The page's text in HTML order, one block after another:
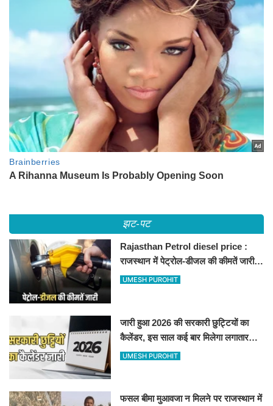
झट-पट
Rajasthan Petrol diesel price :
राजस्थान में पेट्रोल-डीजल की कीमतें जारी,
जानिए बीकानेर समेत पुरे प्रदेश में नए रेट
UMESH PUROHIT
जारी हुआ 2026 की सरकारी छुट्टियों का
कैलेंडर, इस साल कई बार मिलेगा लगातार
अवकाश, देखें
UMESH PUROHIT
फसल बीमा मुआवजा न मिलने पर राजस्थान में